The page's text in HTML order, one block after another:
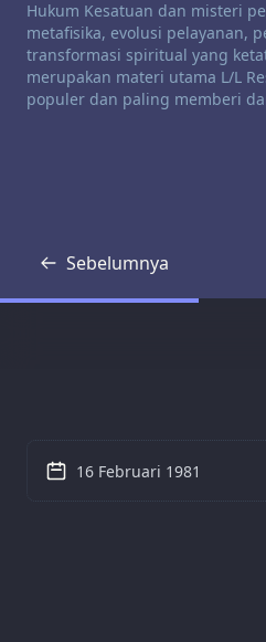
Hukum Kesatuan dan misteri
metafisika, evolusi pelayanan,
transformasi spiritual yang
merupakan materi utama L/L
populer dan paling memberi
Sebelumnya
Transkrip
16 Februari 1981